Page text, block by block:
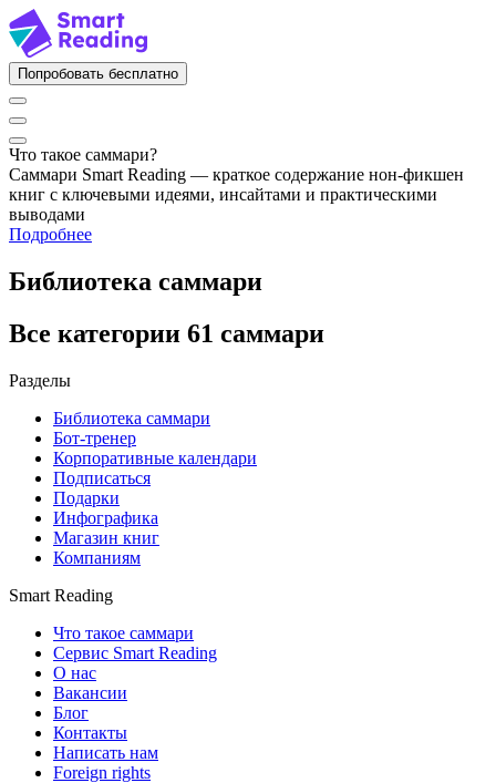
Попробовать бесплатно
Что такое саммари?
Саммари Smart Reading — краткое содержание нон-фикшен
книг с ключевыми идеями, инсайтами и практическими
выводами
Подробнее
Библиотека саммари
Все категории 61 саммари
Разделы
Библиотека саммари
Бот-тренер
Корпоративные календари
Подписаться
Подарки
Инфографика
Магазин книг
Компаниям
Smart Reading
Что такое саммари
Сервис Smart Reading
О нас
Вакансии
Блог
Контакты
Написать нам
Foreign rights